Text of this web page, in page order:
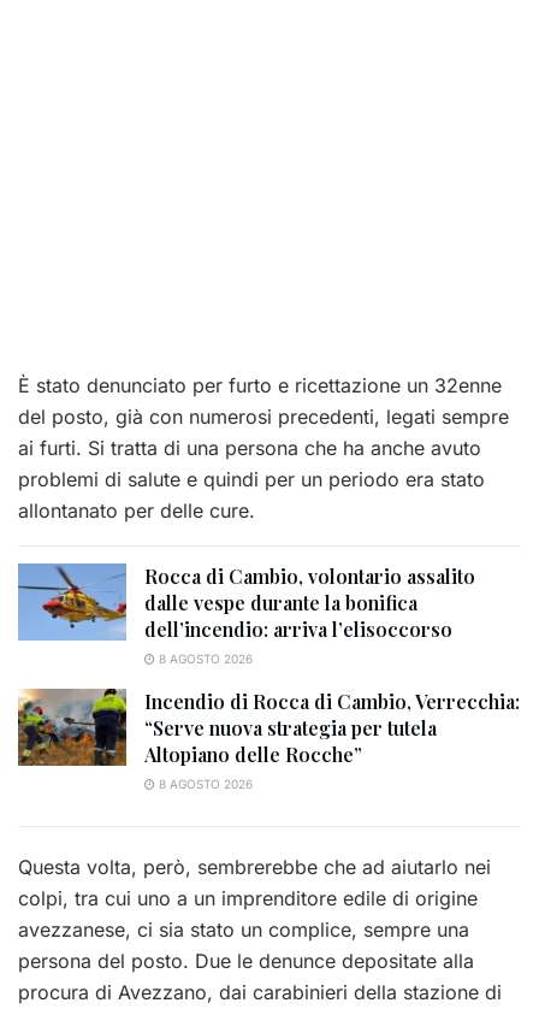
È stato denunciato per furto e ricettazione un 32enne
del posto, già con numerosi precedenti, legati sempre
ai furti. Si tratta di una persona che ha anche avuto
problemi di salute e quindi per un periodo era stato
allontanato per delle cure.
Rocca di Cambio, volontario assalito
dalle vespe durante la bonifica
dell’incendio: arriva l’elisoccorso
8 AGOSTO 2026
Incendio di Rocca di Cambio, Verrecchia:
“Serve nuova strategia per tutela
Altopiano delle Rocche”
8 AGOSTO 2026
Questa volta, però, sembrerebbe che ad aiutarlo nei
colpi, tra cui uno a un imprenditore edile di origine
avezzanese, ci sia stato un complice, sempre una
persona del posto. Due le denunce depositate alla
procura di Avezzano, dai carabinieri della stazione di